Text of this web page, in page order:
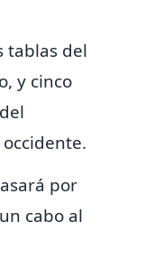
tablas del
y cinco
por
cabo al